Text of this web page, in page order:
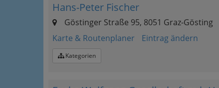
Hans-Peter Fischer
Göstinger Straße 95, 8051 Graz-Gösting
Karte & Routenplaner
Eintrag ändern
Kategorien